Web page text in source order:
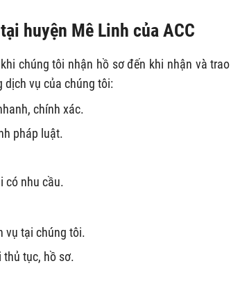
huyện Mê Linh của ACC
chúng tôi nhận hồ sơ đến khi nhận và
dịch vụ của chúng tôi:
chính xác.
pháp luật.
có nhu cầu.
vụ tại chúng tôi.
tục, hồ sơ.